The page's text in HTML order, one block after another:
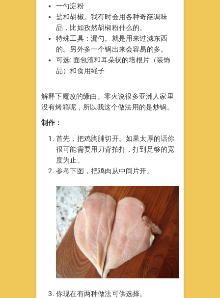
一勺淀粉
盐和胡椒。我有时会用各种奇葩调味
品，比如孜然胡椒粉什么的。
特殊工具：漏勺。就是用来过滤东西
的。另外多一个锅出来会容易的多。
可选: 面包渣和耳朵状的培根片（装饰
品）和食用绳子
解释下魔改的缘由。零火说很多亚洲人家里
没有烤箱呢，所以我这个做法用的是炒锅。
制作：
首先，把鸡胸脯切开。如果太厚的话你
很可能需要用刀背拍打，打到足够的宽
度为止。
参考下图，把鸡肉从中间片开。
你现在有两种做法可供选择。